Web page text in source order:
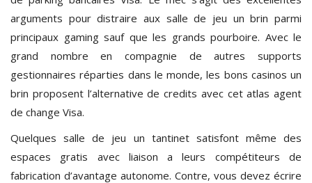
arguments pour distraire aux salle de jeu un brin parmi
principaux gaming sauf que les grands pourboire. Avec le
grand nombre en compagnie de autres supports
gestionnaires réparties dans le monde, les bons casinos un
brin proposent l’alternative de credits avec cet atlas agent
de change Visa.
Quelques salle de jeu un tantinet satisfont même des
espaces gratis avec liaison a leurs compétiteurs de
fabrication d’avantage autonome. Contre, vous devez écrire